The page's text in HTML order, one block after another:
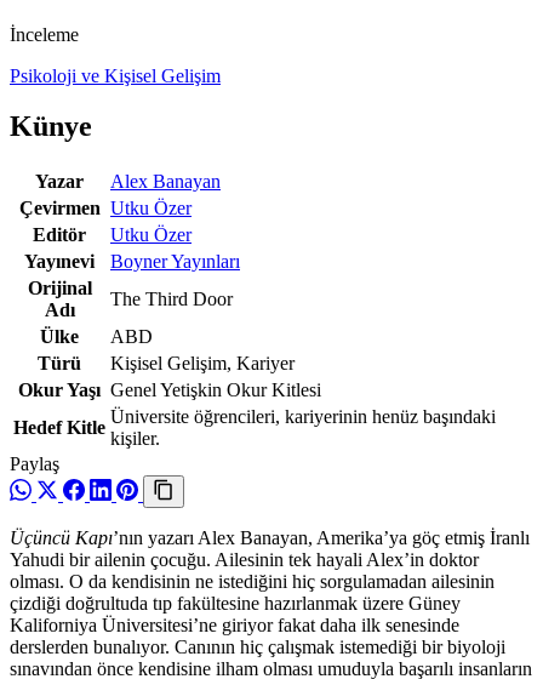
İnceleme
Psikoloji ve Kişisel Gelişim
Künye
Yazar
Alex Banayan
Çevirmen Utku Özer
Editör
Utku Özer
Yayınevi
Boyner Yayınları
Orijinal
Adı
The Third Door
Ülke
ABD
Türü
Kişisel Gelişim, Kariyer
Okur Yaşı Genel Yetişkin Okur Kitlesi
Hedef Kitle
Üniversite öğrencileri, kariyerinin henüz başındaki
kişiler.
Paylaş
Üçüncü Kapı’nın yazarı Alex Banayan, Amerika’ya göç etmiş İranlı
Yahudi bir ailenin çocuğu. Ailesinin tek hayali Alex’in doktor
olması. O da kendisinin ne istediğini hiç sorgulamadan ailesinin
çizdiği doğrultuda tıp fakültesine hazırlanmak üzere Güney
Kaliforniya Üniversitesi’ne giriyor fakat daha ilk senesinde
derslerden bunalıyor. Canının hiç çalışmak istemediği bir biyoloji
sınavından önce kendisine ilham olması umuduyla başarılı insanların